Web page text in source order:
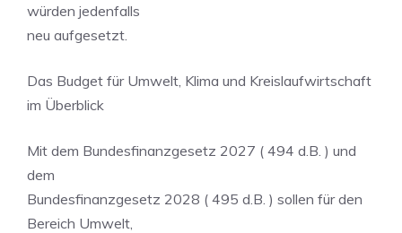
würden jedenfalls
neu aufgesetzt.
Das Budget für Umwelt, Klima und Kreislaufwirtschaft
im Überblick
Mit dem Bundesfinanzgesetz 2027 ( 494 d.B. ) und
dem
Bundesfinanzgesetz 2028 ( 495 d.B. ) sollen für den
Bereich Umwelt,